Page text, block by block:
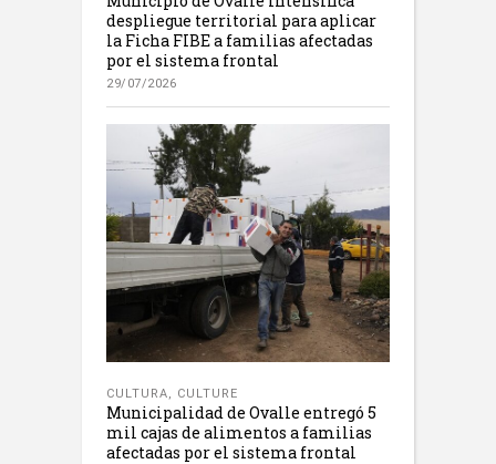
despliegue territorial para aplicar
la Ficha FIBE a familias afectadas
por el sistema frontal
29/07/2026
CULTURA, CULTURE
Municipalidad de Ovalle entregó 5
mil cajas de alimentos a familias
afectadas por el sistema frontal